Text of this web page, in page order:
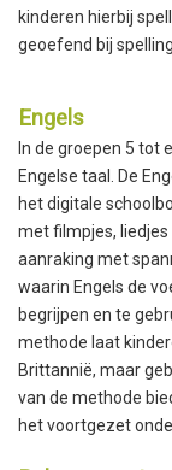
kinderen hierbij
geoefend bij spelling.
Engels
In de groepen 5 tot
Engelse taal. De
het digitale
met filmpjes, liedjes
aanraking met
waarin Engels de
begrijpen en te
methode laat
Brittannië, maar
van de methode
het voortgezet